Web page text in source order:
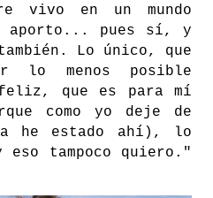
vivo en un mundo
aporto... pues sí, y
Lo único, que
lo menos posible
que es para mí
como yo deje de
he estado ahí), lo
tampoco quiero."